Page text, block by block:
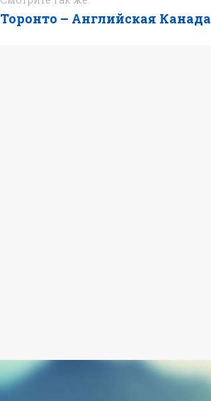
Торонто – Английская Канада